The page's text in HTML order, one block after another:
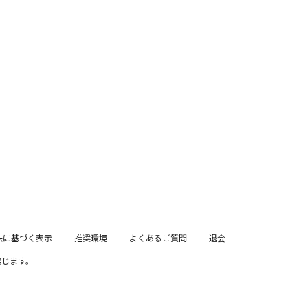
MEMBER MENU
に基づく表示 推奨環境 よくあるご質問
退会
ます。